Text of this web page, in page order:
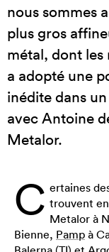
nous sommes
plus gros
métal, dont les
a adopté une
inédite dans
avec Antoine
Metalor.
C ertaines
trouvent
Metalor à
Bienne, Pamp à